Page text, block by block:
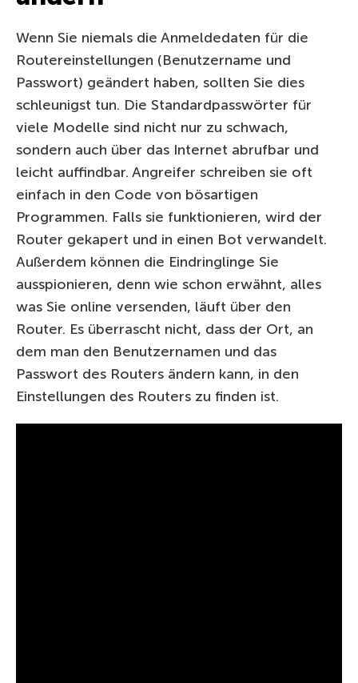
Wenn Sie niemals die Anmeldedaten für die
Routereinstellungen (Benutzername und
Passwort) geändert haben, sollten Sie dies
schleunigst tun. Die Standardpasswörter für
viele Modelle sind nicht nur zu schwach,
sondern auch über das Internet abrufbar und
leicht auffindbar. Angreifer schreiben sie oft
einfach in den Code von bösartigen
Programmen. Falls sie funktionieren, wird der
Router gekapert und in einen Bot verwandelt.
Außerdem können die Eindringlinge Sie
ausspionieren, denn wie schon erwähnt, alles
was Sie online versenden, läuft über den
Router. Es überrascht nicht, dass der Ort, an
dem man den Benutzernamen und das
Passwort des Routers ändern kann, in den
Einstellungen des Routers zu finden ist.